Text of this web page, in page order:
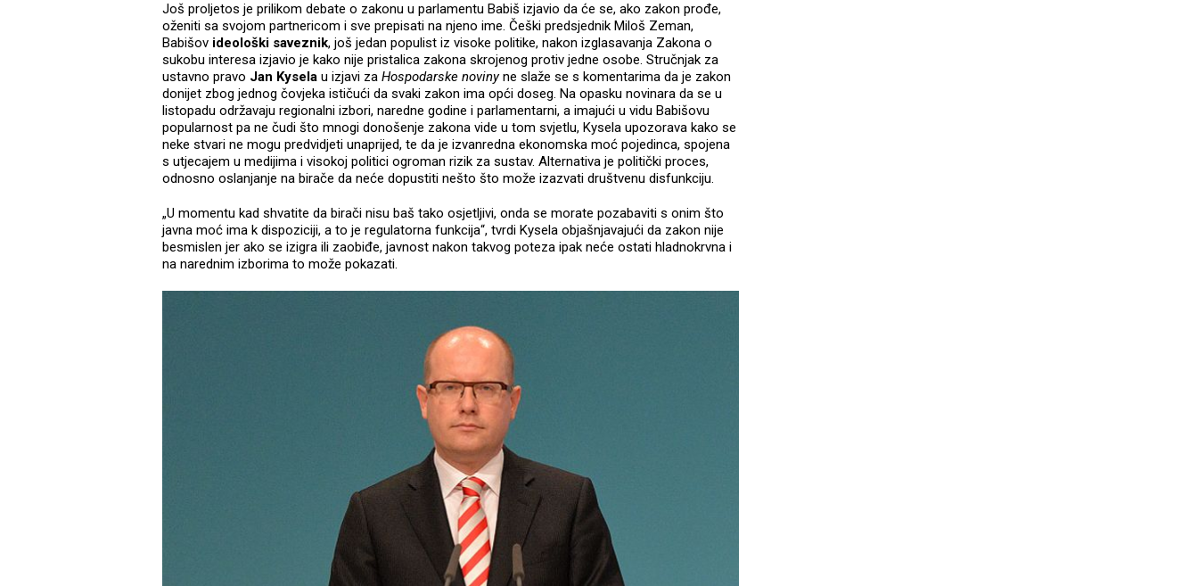
Još proljetos je prilikom debate o zakonu u parlamentu Babiš izjavio da će se, ako zakon prođe,
oženiti sa svojom partnericom i sve prepisati na njeno ime. Češki predsjednik Miloš Zeman,
Babišov ideološki saveznik, još jedan populist iz visoke politike, nakon izglasavanja Zakona o
sukobu interesa izjavio je kako nije pristalica zakona skrojenog protiv jedne osobe. Stručnjak za
ustavno pravo Jan Kysela u izjavi za Hospodarske novinyne slaže se s komentarima da je zakon
donijet zbog jednog čovjeka ističući da svaki zakon ima opći doseg. Na opasku novinara da se u
listopadu održavaju regionalni izbori, naredne godine i parlamentarni, a imajući u vidu Babišovu
popularnost pa ne čudi što mnogi donošenje zakona vide u tom svjetlu, Kysela upozorava kako se
neke stvari ne mogu predvidjeti unaprijed, te da je izvanredna ekonomska moć pojedinca, spojena
s utjecajem u medijima i visokoj politici ogroman rizik za sustav. Alternativa je politički proces,
odnosno oslanjanje na birače da neće dopustiti nešto što može izazvati društvenu disfunkciju.
„U momentu kad shvatite da birači nisu baš tako osjetljivi, onda se morate pozabaviti s onim što
javna moć ima k dispoziciji, a to je regulatorna funkcija“, tvrdi Kysela objašnjavajući da zakon nije
besmislen jer ako se izigra ili zaobiđe, javnost nakon takvog poteza ipak neće ostati hladnokrvna i
na narednim izborima to može pokazati.